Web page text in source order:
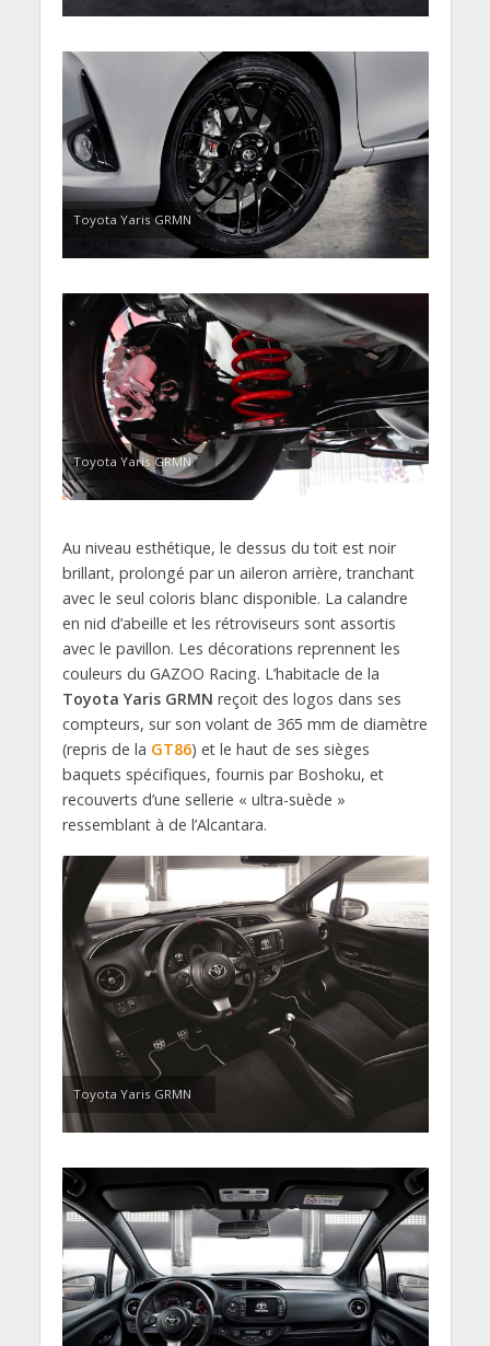
Toyota Yaris GRMN
Toyota Yaris GRMN
Au niveau esthétique, le dessus du toit est noir
brillant, prolongé par un aileron arrière, tranchant
avec le seul coloris blanc disponible. La calandre
en nid d’abeille et les rétroviseurs sont assortis
avec le pavillon. Les décorations reprennent les
couleurs du GAZOO Racing. L’habitacle de la
Toyota Yaris GRMN reçoit des logos dans ses
compteurs, sur son volant de 365 mm de diamètre
(repris de la GT86) et le haut de ses sièges
baquets spécifiques, fournis par Boshoku, et
recouverts d’une sellerie « ultra-suède »
ressemblant à de l’Alcantara.
Toyota Yaris GRMN